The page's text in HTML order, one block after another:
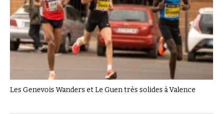
Les Genevois Wanders et Le Guen très solides à Valence